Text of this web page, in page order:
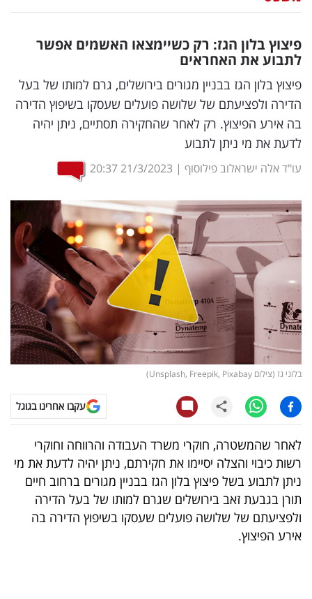
דיגיטל
וטק
שיווק
ופרסום
משפט
מדדים
ומחקרים
דעות
רכילות
עסקית
קריפטו
ויראלי
טלוויזיה
עסקי
ספורט
קריירה
ולימודים
פיצוץ בלון הגז: רק כשיימצאו האשמים אפשר
לתבוע את האחראים
פיצוץ בלון הגז בבניין מגורים בירושלים, גרם למותו של בעל
הדירה ולפציעתם של שלושה פועלים שעסקו בשיפוץ הדירה
בה אירע הפיצוץ. רק לאחר שהחקירה תסתיים, ניתן יהיה
לדעת את מי ניתן לתבוע
עו"ד אלה ישראלוב פילוסוף |
21/3/2023
20:37
בלוני גז (צילום Unsplash, Freepik, Pixabay)
עקבו אחרינו בגוגל
לאחר שהמשטרה, חוקרי משרד העבודה והרווחה וחוקרי
רשות כיבוי והצלה יסיימו את חקירתם, ניתן יהיה לדעת את מי
ניתן לתבוע בשל פיצוץ בלון הגז בבניין מגורים ברחוב חיים
תורן בגבעת זאב בירושלים שגרם למותו של בעל הדירה
ולפציעתם של שלושה פועלים שעסקו בשיפוץ הדירה בה
אירע הפיצוץ.